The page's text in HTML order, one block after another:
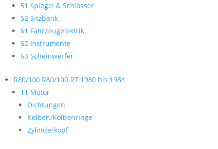
51 Spiegel & Schlösser
52 Sitzbank
61 Fahrzeugelektrik
62 Instrumente
63 Scheinwerfer
R80/100 R80/100 RT 1980 bis 1984
11 Motor
Dichtungen
Kolben/Kolbenringe
Zylinderkopf